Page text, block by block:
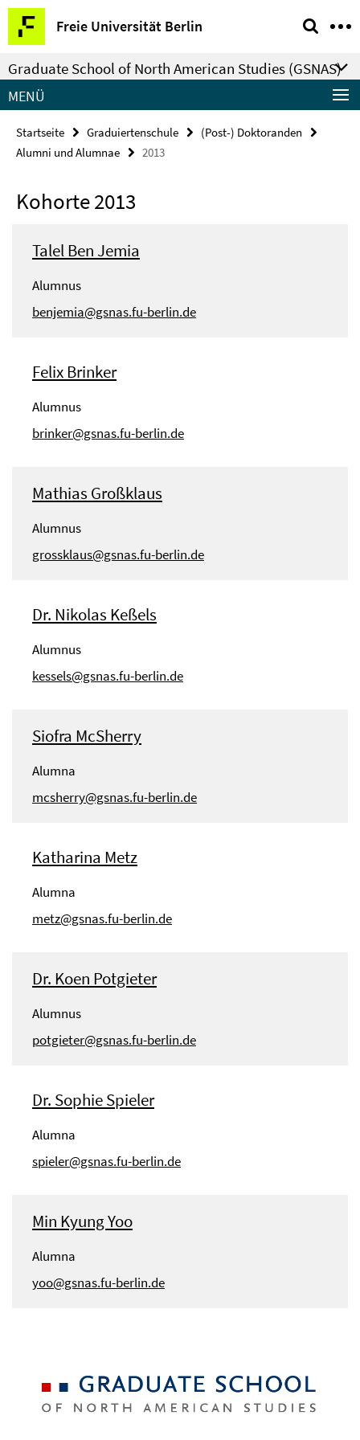
Springe
direkt
zu
Inhalt
Freie Universität Berlin
Service-
Navigation
Graduate School of North American Studies (GSNAS)
MENÜ
Startseite Graduiertenschule
(Post-) Doktoranden
Alumni und Alumnae
2013
Kohorte 2013
Talel Ben Jemia
Alumnus
benjemia@gsnas.fu-berlin.de
Felix Brinker
Alumnus
brinker@gsnas.fu-berlin.de
Mathias Großklaus
Alumnus
grossklaus@gsnas.fu-berlin.de
Dr. Nikolas Keßels
Alumnus
kessels@gsnas.fu-berlin.de
Siofra McSherry
Alumna
mcsherry@gsnas.fu-berlin.de
Katharina Metz
Alumna
metz@gsnas.fu-berlin.de
Dr. Koen Potgieter
Alumnus
potgieter@gsnas.fu-berlin.de
Dr. Sophie Spieler
Alumna
spieler@gsnas.fu-berlin.de
Min Kyung Yoo
Alumna
yoo@gsnas.fu-berlin.de